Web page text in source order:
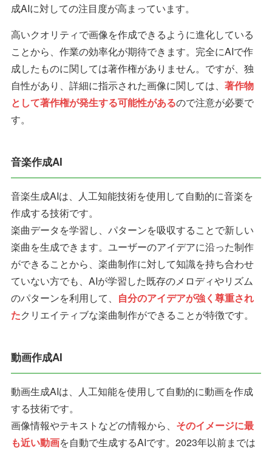
成AIに対しての注目度が高まっています。
高いクオリティで画像を作成できるように進化している
ことから、作業の効率化が期待できます。完全にAIで作
成したものに関しては著作権がありません。ですが、独
自性があり、詳細に指示された画像に関しては、 著作物
として著作権が発生する可能性があるので注意が必要で
す。
音楽作成AI
音楽生成AIは、人工知能技術を使用して自動的に音楽を
作成する技術です。
楽曲データを学習し、パターンを吸収することで新しい
楽曲を生成できます。ユーザーのアイデアに沿った制作
ができることから、楽曲制作に対して知識を持ち合わせ
ていない方でも、AIが学習した既存のメロディやリズム
のパターンを利用して、 自分のアイデアが強く尊重され
たクリエイティブな楽曲制作ができることが特徴です。
動画作成AI
動画生成AIは、人工知能を使用して自動的に動画を作成
する技術です。
画像情報やテキストなどの情報から、 そのイメージに最
も近い動画を自動で生成するAIです。2023年以前までは